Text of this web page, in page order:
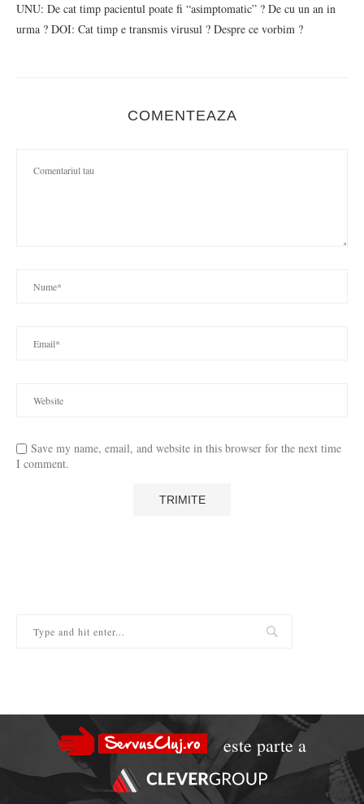
UNU: De cat timp pacientul poate fi “asimptomatic” ? De cu un an in
urma ? DOI: Cat timp e transmis virusul ? Despre ce vorbim ?
COMENTEAZA
Save my name, email, and website in this browser for the next time
I comment.
este parte a